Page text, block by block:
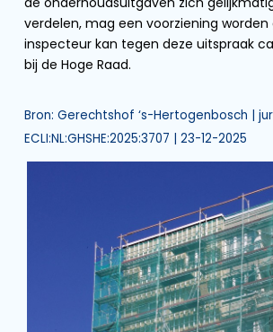
verdelen, mag een voorziening worden
inspecteur kan tegen deze uitspraak
bij de Hoge Raad.
Bron: Gerechtshof ‘s-Hertogenbosch |
ECLI:NL:GHSHE:2025:3707 | 23-12-2025